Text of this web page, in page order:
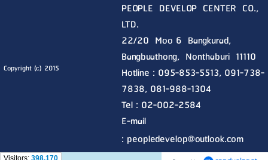
Copyright (c) 2015
PEOPLE DEVELOP CENTER CO.,
LTD.
22/20 Moo 6 Bangkurad,
Bangbuathong, Nonthaburi 11110
Hotline : 095-853-5513, 091-738-
7838, 081-988-1304
Tel : 02-002-2584
E-mail
: peopledevelop@outlook.com
Visitors: 398,170